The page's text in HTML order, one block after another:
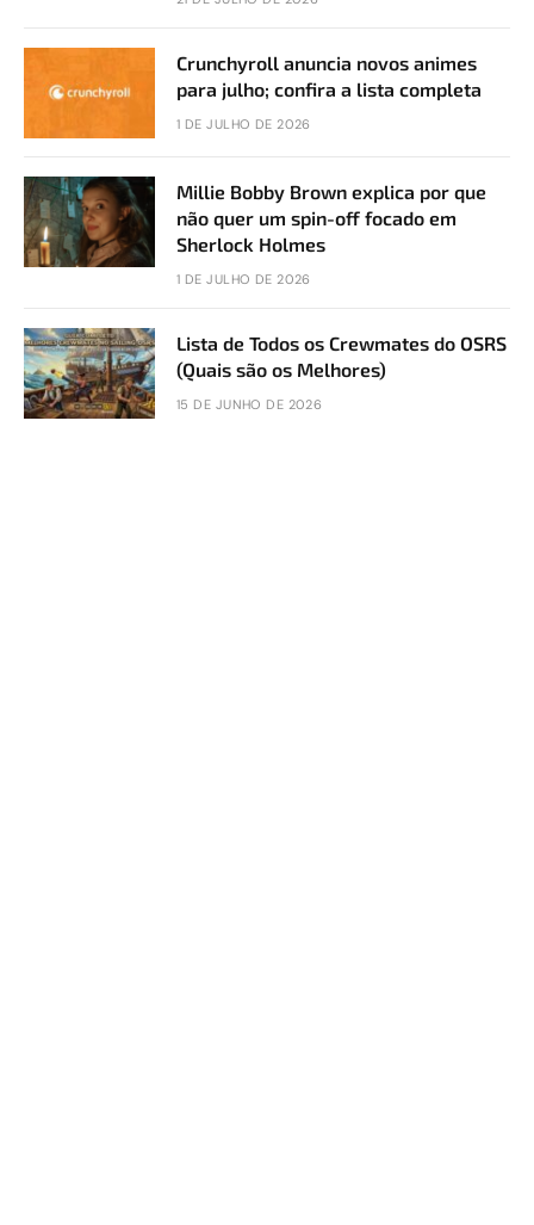
Crunchyroll anuncia novos animes
para julho; confira a lista completa
1 DE JULHO DE 2026
Millie Bobby Brown explica por que
não quer um spin-off focado em
Sherlock Holmes
1 DE JULHO DE 2026
Lista de Todos os Crewmates do OSRS
(Quais são os Melhores)
15 DE JUNHO DE 2026